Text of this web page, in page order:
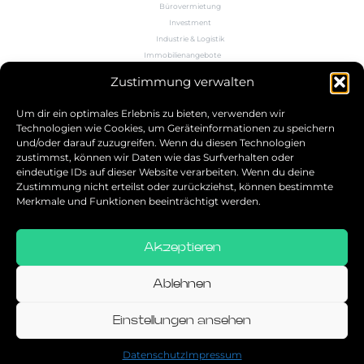
Zustimmung verwalten
Um dir ein optimales Erlebnis zu bieten, verwenden wir
Technologien wie Cookies, um Geräteinformationen zu speichern
und/oder darauf zuzugreifen. Wenn du diesen Technologien
zustimmst, können wir Daten wie das Surfverhalten oder
eindeutige IDs auf dieser Website verarbeiten. Wenn du deine
Zustimmung nicht erteilst oder zurückziehst, können bestimmte
Merkmale und Funktionen beeinträchtigt werden.
Akzeptieren
Ablehnen
Einstellungen ansehen
DatenschutzImpressum
Bürovermietung
Investment
Industrie & Logistik
Immobilienangebote
Wissen
5.0
Bestbewerteter Service
verifiziert von: Trustindex
Allgemeine Geschäftsbedingungen